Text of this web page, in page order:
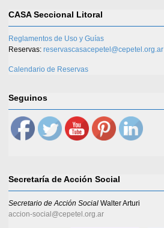
CASA Seccional Litoral
Reglamentos de Uso y Guías
Reservas: reservascasacepetel@cepetel.org.ar
Calendario de Reservas
Seguinos
Secretaría de Acción Social
Secretario de Acción Social Walter Arturi
accion-social@cepetel.org.ar